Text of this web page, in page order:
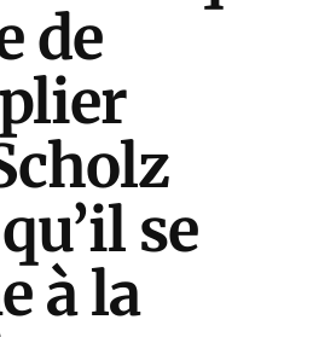
de
se
à la